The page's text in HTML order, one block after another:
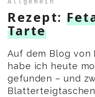
Rezept:
Tarte
Auf dem Blog von
habe ich heute
gefunden – und